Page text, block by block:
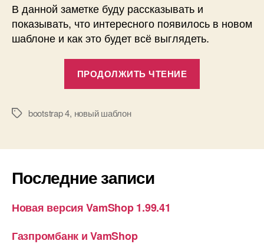
В данной заметке буду рассказывать и
показывать, что интересного появилось в новом
шаблоне и как это будет всё выглядеть.
ПРОДОЛЖИТЬ ЧТЕНИЕ
Меткиbootstrap 4, новый шаблон
Последние записи
Новая версия VamShop 1.99.41
Газпромбанк и VamShop